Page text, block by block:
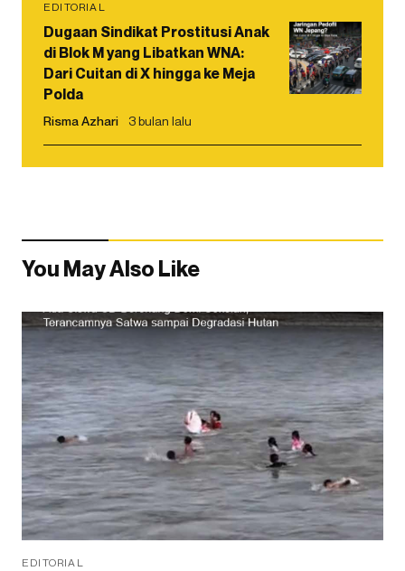
EDITORIAL
Dugaan Sindikat Prostitusi Anak
di Blok M yang Libatkan WNA:
Dari Cuitan di X hingga ke Meja
Polda
Risma Azhari 3 bulan lalu
You May Also Like
EDITORIAL